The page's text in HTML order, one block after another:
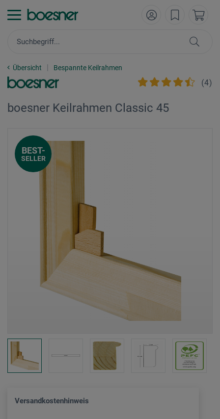
Übersicht Bespannte Keilrahmen
(4)
boesner Keilrahmen Classic 45
BEST-
SELLER
Versandkostenhinweis